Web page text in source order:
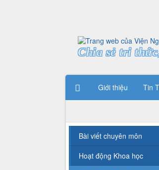
Chia sẻ tri
Giới thiệu Tin
Bài viết chuyên môn
Hoạt động Khoa học